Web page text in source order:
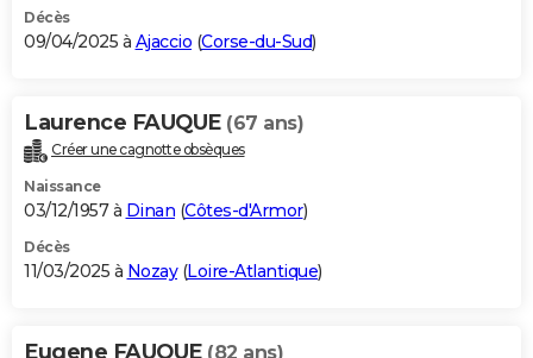
Décès
09/04/2025 à Ajaccio (Corse-du-Sud)
Laurence FAUQUE (67 ans)
Créer une cagnotte obsèques
Naissance
03/12/1957 à Dinan (Côtes-d'Armor)
Décès
11/03/2025 à Nozay(Loire-Atlantique)
Eugene FAUQUE (82 ans)